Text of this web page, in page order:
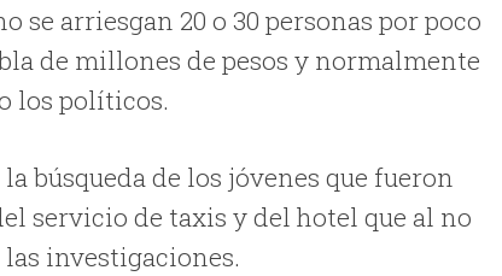
arriesgan 20 o 30 personas por poco
de millones de pesos y normalmente
los políticos.
búsqueda de los jóvenes que fueron
servicio de taxis y del hotel que al no
investigaciones.